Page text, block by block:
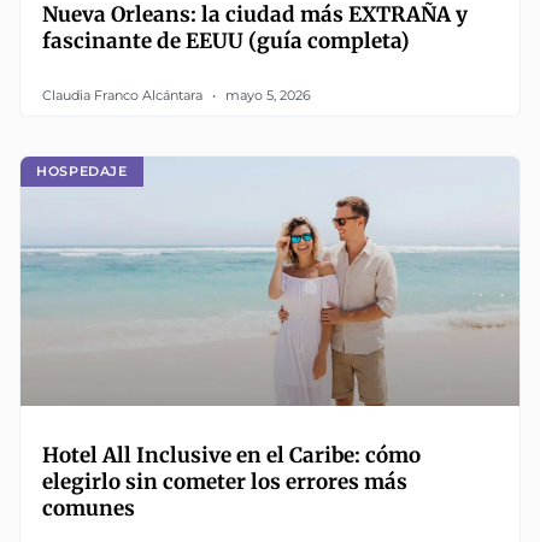
Nueva Orleans: la ciudad más EXTRAÑA y
fascinante de EEUU (guía completa)
Claudia Franco Alcántara mayo 5, 2026
HOSPEDAJE
Hotel All Inclusive en el Caribe: cómo
elegirlo sin cometer los errores más
comunes